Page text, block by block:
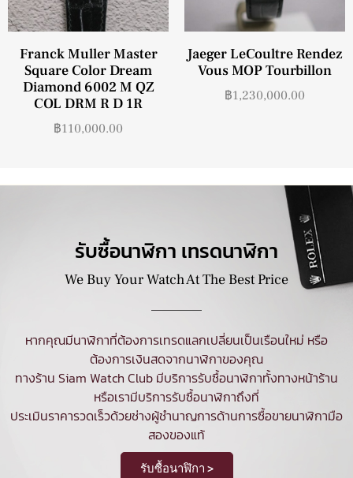
Franck Muller Master
Square Color Dream
Diamond 6002 M QZ
COL DRM R D 1R
฿110,000.00
Jaeger LeCoultre Rendez
Vous MOP Tourbillon
฿1,230,000.00
รับซื้อนาฬิกา เทรดนาฬิกา
We Buy Your Watch At The Best Price
หากคุณมีนาฬิกาที่ต้องการเทรดแลกเปลี่ยนเป็นเรือนใหม่ หรือ
ต้องการเงินสดจากนาฬิกาของคุณ
ทางร้าน Siam Watch Club มีบริการรับซื้อนาฬิกาทั้งทางหน้าร้าน
หรือเรามีบริการรับซื้อนาฬิกาถึงที่
ประเมินราคารวดเร็วด้วยช่างผู้ชำนาญการด้านการซื้อขายนาฬิกามือ
สองของแท้
รับซื้อนาฬิกา >